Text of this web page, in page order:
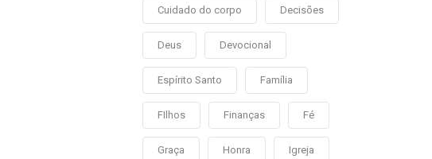
Cuidado do corpo Decisões
Deus Devocional
Espírito Santo Família
FIlhos Finanças Fé
Graça Honra Igreja